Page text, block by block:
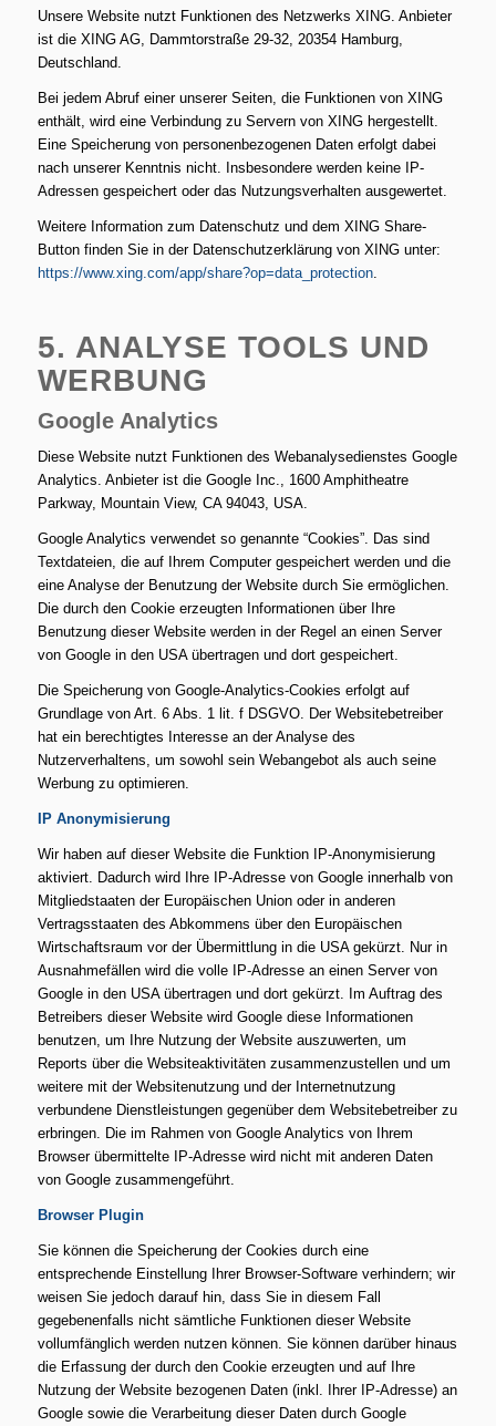
Unsere Website nutzt Funktionen des Netzwerks XING. Anbieter
ist die XING AG, Dammtorstraße 29-32, 20354 Hamburg,
Deutschland.
Bei jedem Abruf einer unserer Seiten, die Funktionen von XING
enthält, wird eine Verbindung zu Servern von XING hergestellt.
Eine Speicherung von personenbezogenen Daten erfolgt dabei
nach unserer Kenntnis nicht. Insbesondere werden keine IP-
Adressen gespeichert oder das Nutzungsverhalten ausgewertet.
Weitere Information zum Datenschutz und dem XING Share-
Button finden Sie in der Datenschutzerklärung von XING unter:
https://www.xing.com/app/share?op=data_protection.
5. ANALYSE TOOLS UND
WERBUNG
Google Analytics
Diese Website nutzt Funktionen des Webanalysedienstes Google
Analytics. Anbieter ist die Google Inc., 1600 Amphitheatre
Parkway, Mountain View, CA 94043, USA.
Google Analytics verwendet so genannte “Cookies”. Das sind
Textdateien, die auf Ihrem Computer gespeichert werden und die
eine Analyse der Benutzung der Website durch Sie ermöglichen.
Die durch den Cookie erzeugten Informationen über Ihre
Benutzung dieser Website werden in der Regel an einen Server
von Google in den USA übertragen und dort gespeichert.
Die Speicherung von Google-Analytics-Cookies erfolgt auf
Grundlage von Art. 6 Abs. 1 lit. f DSGVO. Der Websitebetreiber
hat ein berechtigtes Interesse an der Analyse des
Nutzerverhaltens, um sowohl sein Webangebot als auch seine
Werbung zu optimieren.
IP Anonymisierung
Wir haben auf dieser Website die Funktion IP-Anonymisierung
aktiviert. Dadurch wird Ihre IP-Adresse von Google innerhalb von
Mitgliedstaaten der Europäischen Union oder in anderen
Vertragsstaaten des Abkommens über den Europäischen
Wirtschaftsraum vor der Übermittlung in die USA gekürzt. Nur in
Ausnahmefällen wird die volle IP-Adresse an einen Server von
Google in den USA übertragen und dort gekürzt. Im Auftrag des
Betreibers dieser Website wird Google diese Informationen
benutzen, um Ihre Nutzung der Website auszuwerten, um
Reports über die Websiteaktivitäten zusammenzustellen und um
weitere mit der Websitenutzung und der Internetnutzung
verbundene Dienstleistungen gegenüber dem Websitebetreiber zu
erbringen. Die im Rahmen von Google Analytics von Ihrem
Browser übermittelte IP-Adresse wird nicht mit anderen Daten
von Google zusammengeführt.
Browser Plugin
Sie können die Speicherung der Cookies durch eine
entsprechende Einstellung Ihrer Browser-Software verhindern; wir
weisen Sie jedoch darauf hin, dass Sie in diesem Fall
gegebenenfalls nicht sämtliche Funktionen dieser Website
vollumfänglich werden nutzen können. Sie können darüber hinaus
die Erfassung der durch den Cookie erzeugten und auf Ihre
Nutzung der Website bezogenen Daten (inkl. Ihrer IP-Adresse) an
Google sowie die Verarbeitung dieser Daten durch Google